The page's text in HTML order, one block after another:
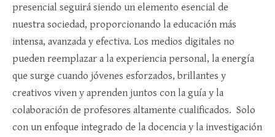
presencial seguirá siendo un elemento esencial de
nuestra sociedad, proporcionando la educación más
intensa, avanzada y efectiva. Los medios digitales no
pueden reemplazar a la experiencia personal, la energía
que surge cuando jóvenes esforzados, brillantes y
creativos viven y aprenden juntos con la guía y la
colaboración de profesores altamente cualificados. Solo
con un enfoque integrado de la docencia y la investigación